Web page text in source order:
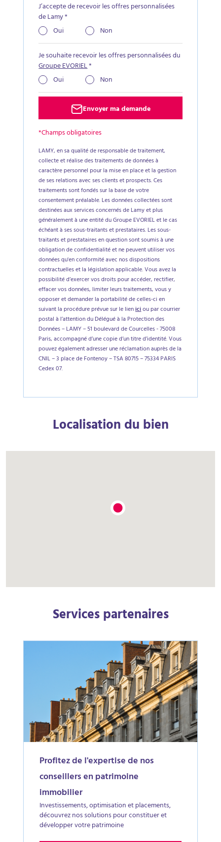
J’accepte de recevoir les offres personnalisées
de Lamy*
Oui
Non
Je souhaite recevoir les offres personnalisées du
Groupe EVORIEL*
Oui
Non
Envoyer ma demande
*Champs obligatoires
LAMY, en sa qualité de responsable de traitement,
collecte et réalise des traitements de données à
caractère personnel pour la mise en place et la gestion
de ses relations avec ses clients et prospects. Ces
traitements sont fondés sur la base de votre
consentement préalable. Les données collectées sont
destinées aux services concernés de Lamy et plus
généralement à une entité du Groupe EVORIEL et le cas
échéant à ses sous-traitants et prestataires. Les sous-
traitants et prestataires en question sont soumis à une
obligation de confidentialité et ne peuvent utiliser vos
données qu'en conformité avec nos dispositions
contractuelles et la législation applicable. Vous avez la
possibilité d’exercer vos droits pour accéder, rectifier,
effacer vos données, limiter leurs traitements, vous y
opposer et demander la portabilité de celles-ci en
suivant la procédure prévue sur le lieniciou par courrier
postal à l’attention du Délégué à la Protection des
Données – LAMY – 51 boulevard de Courcelles - 75008
Paris, accompagné d’une copie d’un titre d’identité. Vous
pouvez également adresser une réclamation auprès de la
CNIL – 3 place de Fontenoy – TSA 80715 – 75334 PARIS
Cedex 07.
Localisation du bien
Services partenaires
Profitez de l'expertise de nos
conseillers en patrimoine
immobilier
Investissements, optimisation et placements,
découvrez nos solutions pour constituer et
développer votre patrimoine